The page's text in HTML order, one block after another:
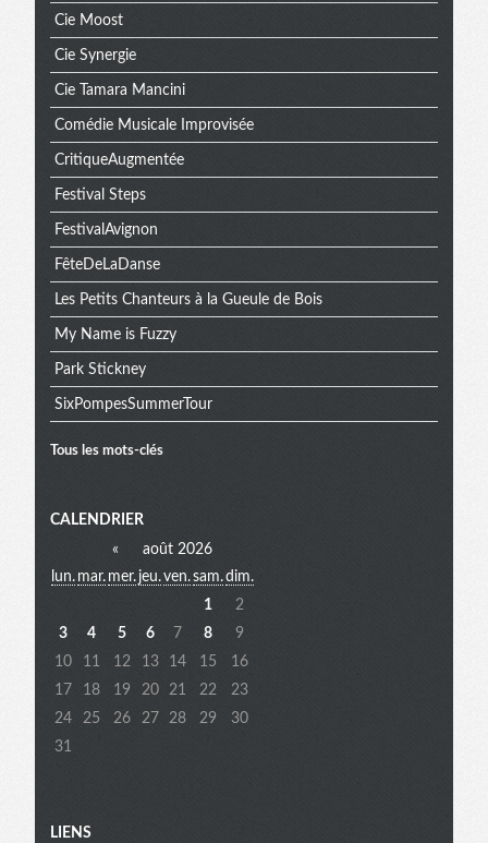
Cie Moost
Cie Synergie
Cie Tamara Mancini
Comédie Musicale Improvisée
CritiqueAugmentée
Festival Steps
FestivalAvignon
FêteDeLaDanse
Les Petits Chanteurs à la Gueule de Bois
My Name is Fuzzy
Park Stickney
SixPompesSummerTour
Tous les mots-clés
Menu
extra
CALENDRIER
«
août 2026
lun. mar. mer. jeu.ven.sam.dim.
1
2
3
4 5 6 7 8
9
10
11 12 13 14 15
16
17
18 19 20 21 22
23
24
25 26 27 28 29
30
31
LIENS